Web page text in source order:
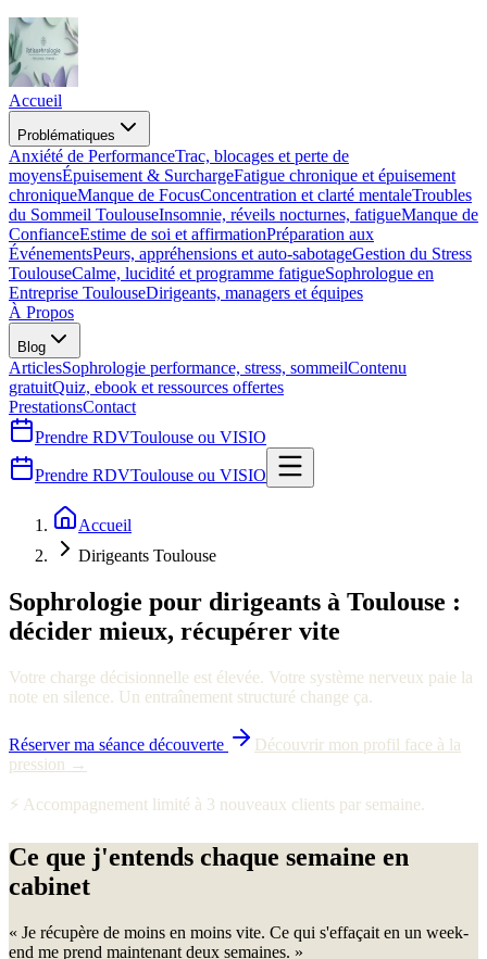
Accueil
Problématiques
Anxiété de PerformanceTrac, blocages et perte de
moyensÉpuisement & SurchargeFatigue chronique et épuisement
chroniqueManque de FocusConcentration et clarté mentaleTroubles
du Sommeil ToulouseInsomnie, réveils nocturnes, fatigueManque de
ConfianceEstime de soi et affirmationPréparation aux
ÉvénementsPeurs, appréhensions et auto-sabotageGestion du Stress
ToulouseCalme, lucidité et programme fatigueSophrologue en
Entreprise ToulouseDirigeants, managers et équipes
À Propos
Blog
ArticlesSophrologie performance, stress, sommeilContenu
gratuitQuiz, ebook et ressources offertes
PrestationsContact
Prendre RDVToulouse ou VISIO
Prendre RDVToulouse ou VISIO
Accueil
Dirigeants Toulouse
Sophrologie pour dirigeants à Toulouse :
décider mieux, récupérer vite
Votre charge décisionnelle est élevée. Votre système nerveux paie la
note en silence. Un entraînement structuré change ça.
Réserver ma séance découverte
Découvrir mon profil face à la
pression →
⚡ Accompagnement limité à 3 nouveaux clients par semaine.
Ce que j'entends chaque semaine en
cabinet
« Je récupère de moins en moins vite. Ce qui s'effaçait en un week-
end me prend maintenant deux semaines. »